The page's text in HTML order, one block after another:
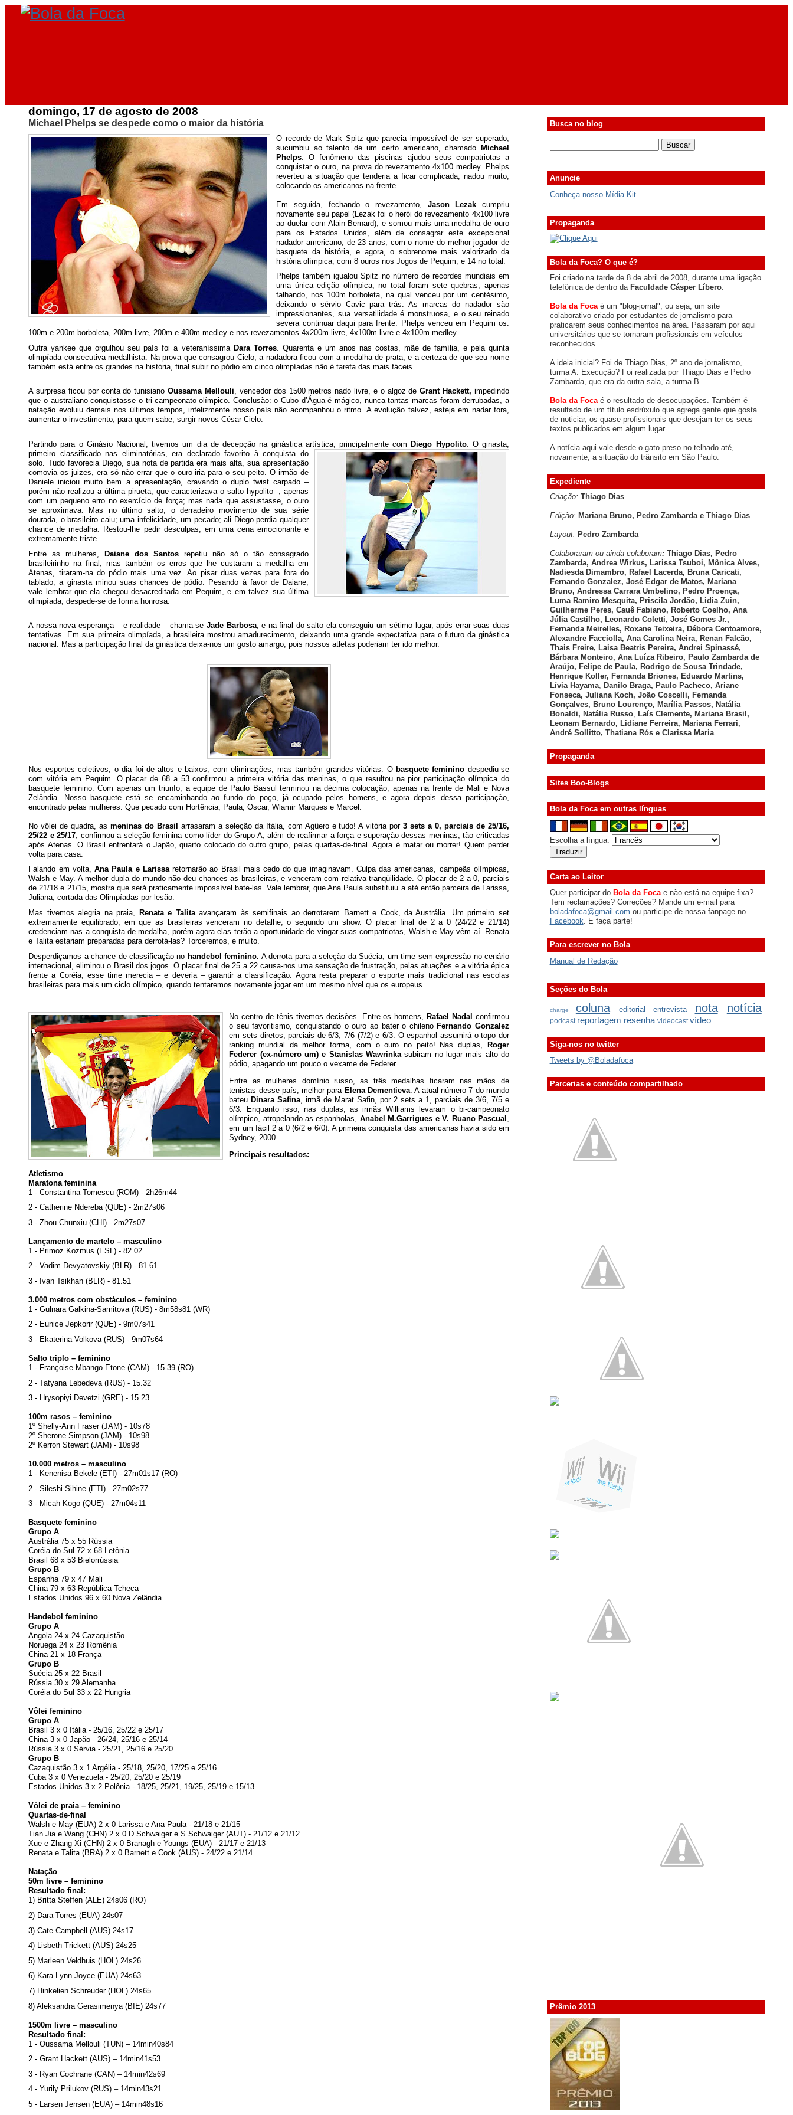
domingo, 17 de agosto de 2008
Michael Phelps se despede como o maior da história
O recorde de Mark Spitz que parecia impossível de ser superado,
sucumbiu ao talento de um certo americano, chamado Michael
Phelps . O fenômeno das piscinas ajudou seus compatriotas a
conquistar o ouro, na prova do revezamento 4x100 medley. Phelps
reverteu a situação que tenderia a ficar complicada, nadou muito,
colocando os americanos na frente.
Em seguida, fechando o revezamento, Jason Lezak cumpriu
novamente seu papel (Lezak foi o herói do revezamento 4x100 livre
ao duelar com Alain Bernard), e somou mais uma medalha de ouro
para os Estados Unidos, além de consagrar este excepcional
nadador americano, de 23 anos, com o nome do melhor jogador de
basquete da história, e agora, o sobrenome mais valorizado da
história olímpica, com 8 ouros nos Jogos de Pequim, e 14 no total.
Phelps também igualou Spitz no número de recordes mundiais em
uma única edição olímpica, no total foram sete quebras, apenas
falhando, nos 100m borboleta, na qual venceu por um centésimo,
deixando o sérvio Cavic para trás. As marcas do nadador são
impressionantes, sua versatilidade é monstruosa, e o seu reinado
severa continuar daqui para frente. Phelps venceu em Pequim os:
100m e 200m borboleta, 200m livre, 200m e 400m medley e nos revezamentos 4x200m livre, 4x100m livre e 4x100m medley.
Outra yankee que orgulhou seu país foi a veteraníssima Dara Torres. Quarenta e um anos nas costas, mãe de família, e pela quinta
olimpíada consecutiva medalhista. Na prova que consagrou Cielo, a nadadora ficou com a medalha de prata, e a certeza de que seu nome
também está entre os grandes na história, final subir no pódio em cinco olimpíadas não é tarefa das mais fáceis.
A surpresa ficou por conta do tunisianoOussama Mellouli, vencedor dos 1500 metros nado livre, e o algoz deGrant Hackett, impedindo
que o australiano conquistasse o tri-campeonato olímpico. Conclusão: o Cubo d’Água é mágico, nunca tantas marcas foram derrubadas, a
natação evoluiu demais nos últimos tempos, infelizmente nosso país não acompanhou o ritmo. A evolução talvez, esteja em nadar fora,
aumentar o investimento, para quem sabe, surgir novos César Cielo.
Partindo para o Ginásio Nacional, tivemos um dia de decepção na ginástica artística, principalmente com Diego Hypolito. O ginasta,
primeiro classificado nas eliminatórias, era declarado favorito à conquista do
solo. Tudo favorecia Diego, sua nota de partida era mais alta, sua apresentação
comovia os juizes, era só não errar que o ouro iria para o seu peito. O irmão de
Daniele iniciou muito bem a apresentação, cravando o duplo twist carpado –
porém não realizou a última pirueta, que caracterizava o salto hypolito -, apenas
com um pequeno erro no exercício de força; mas nada que assustasse, o ouro
se aproximava. Mas no último salto, o derradeiro movimento de sua série
dourada, o brasileiro caiu; uma infelicidade, um pecado; ali Diego perdia qualquer
chance de medalha. Restou-lhe pedir desculpas, em uma cena emocionante e
extremamente triste.
Entre as mulheres,Daiane dos Santos repetiu não só o tão consagrado
brasileirinho na final, mas também os erros que lhe custaram a medalha em
Atenas, tiraram-na do pódio mais uma vez. Ao pisar duas vezes para fora do
tablado, a ginasta minou suas chances de pódio. Pesando à favor de Daiane,
vale lembrar que ela chegou desacreditada em Pequim, e em talvez sua última
olimpíada, despede-se de forma honrosa.
A nossa nova esperança – e realidade – chama-seJade Barbosa, e na final do salto ela conseguiu um sétimo lugar, após errar suas duas
tentativas. Em sua primeira olimpíada, a brasileira mostrou amadurecimento, deixando uma grande expectativa para o futuro da ginástica
nacional. Mas a participação final da ginástica deixa-nos um gosto amargo, pois nossos atletas poderiam ter ido melhor.
Nos esportes coletivos, o dia foi de altos e baixos, com eliminações, mas também grandes vitórias. O basquete feminino despediu-se
com vitória em Pequim. O placar de 68 a 53 confirmou a primeira vitória das meninas, o que resultou na pior participação olímpica do
basquete feminino. Com apenas um triunfo, a equipe de Paulo Bassul terminou na décima colocação, apenas na frente de Mali e Nova
Zelândia. Nosso basquete está se encaminhando ao fundo do poço, já ocupado pelos homens, e agora depois dessa participação,
encontrado pelas mulheres. Que pecado com Hortência, Paula, Oscar, Wlamir Marques e Marcel.
No vôlei de quadra, asmeninas do Brasil arrasaram a seleção da Itália, com Agüero e tudo! A vitória por3 sets a 0, parciais de 25/16,
25/22 e 25/17 , confirmou a seleção feminina como líder do Grupo A, além de reafirmar a força e superação dessas meninas, tão criticadas
após Atenas. O Brasil enfrentará o Japão, quarto colocado do outro grupo, pelas quartas-de-final. Agora é matar ou morrer! Quem perder
volta para casa.
Falando em volta,Ana Paula e Larissaretornarão ao Brasil mais cedo do que imaginavam. Culpa das americanas, campeãs olímpicas,
Walsh e May. A melhor dupla do mundo não deu chances as brasileiras, e venceram com relativa tranqüilidade. O placar de 2 a 0, parciais
de 21/18 e 21/15, mostra que será praticamente impossível bate-las. Vale lembrar, que Ana Paula substituiu a até então parceira de Larissa,
Juliana; cortada das Olimpíadas por lesão.
Mas tivemos alegria na praia,
Renata e Talitaavançaram às semifinais ao derrotarem Barnett e Cook, da Austrália. Um primeiro set
extremamente equilibrado, em que as brasileiras venceram no detalhe; o segundo um show. O placar final de 2 a 0 (24/22 e 21/14)
credenciam-nas a conquista de medalha, porém agora elas terão a oportunidade de vingar suas compatriotas, Walsh e May vêm aí. Renata
e Talita estariam preparadas para derrotá-las? Torceremos, e muito.
Desperdiçamos a chance de classificação no handebol feminino. A derrota para a seleção da Suécia, um time sem expressão no cenário
internacional, eliminou o Brasil dos jogos. O placar final de 25 a 22 causa-nos uma sensação de frustração, pelas atuações e a vitória épica
frente a Coréia, esse time merecia – e deveria – garantir a classificação. Agora resta preparar o esporte mais tradicional nas escolas
brasileiras para mais um ciclo olímpico, quando tentaremos novamente jogar em um mesmo nível que os europeus.
No centro de tênis tivemos decisões. Entre os homens, Rafael Nadal confirmou
o seu favoritismo, conquistando o ouro ao bater o chileno Fernando Gonzalez
em sets diretos, parciais de 6/3, 7/6 (7/2) e 6/3. O espanhol assumirá o topo dor
ranking mundial da melhor forma, com o ouro no peito! Nas duplas,
Roger
Federer (ex-número um) e Stanislas Wawrinkasubiram no lugar mais alto do
pódio, apagando um pouco o vexame de Federer.
Entre as mulheres domínio russo, as três medalhas ficaram nas mãos de
tenistas desse país, melhor para Elena Dementieva . A atual número 7 do mundo
bateuDinara Safina , irmã de Marat Safin, por 2 sets a 1, parciais de 3/6, 7/5 e
6/3. Enquanto isso, nas duplas, as irmãs Williams levaram o bi-campeonato
olímpico, atropelando as espanholas, Anabel M.Garrigues e V. Ruano Pascual
em um fácil 2 a 0 (6/2 e 6/0). A primeira conquista das americanas havia sido em
Sydney, 2000.
Principais resultados:
Atletismo
Maratona feminina
1 - Constantina Tomescu (ROM) - 2h26m44
2 - Catherine Ndereba (QUE) - 2m27s06
3 - Zhou Chunxiu (CHI) - 2m27s07
Lançamento de martelo – masculino
1 - Primoz Kozmus (ESL) - 82.02
2 - Vadim Devyatovskiy (BLR) - 81.61
3 - Ivan Tsikhan (BLR) - 81.51
3.000 metros com obstáculos – feminino
1 - Gulnara Galkina-Samitova (RUS) - 8m58s81 (WR)
2 - Eunice Jepkorir (QUE) - 9m07s41
3 - Ekaterina Volkova (RUS) - 9m07s64
Salto triplo – feminino
1 - Françoise Mbango Etone (CAM) - 15.39 (RO)
2 - Tatyana Lebedeva (RUS) - 15.32
3 - Hrysopiyi Devetzi (GRE) - 15.23
100m rasos – feminino
1º Shelly-Ann Fraser (JAM) - 10s78
2º Sherone Simpson (JAM) - 10s98
2º Kerron Stewart (JAM) - 10s98
10.000 metros – masculino
1 - Kenenisa Bekele (ETI) - 27m01s17 (RO)
2 - Sileshi Sihine (ETI) - 27m02s77
3 - Micah Kogo (QUE) - 27m04s11
Basquete feminino
Grupo A
Austrália 75 x 55 Rússia
Coréia do Sul 72 x 68 Letônia
Brasil 68 x 53 Bielorrússia
Grupo B
Espanha 79 x 47 Mali
China 79 x 63 República Tcheca
Estados Unidos 96 x 60 Nova Zelândia
Handebol feminino
Grupo A
Angola 24 x 24 Cazaquistão
Noruega 24 x 23 Romênia
China 21 x 18 França
Grupo B
Suécia 25 x 22 Brasil
Rússia 30 x 29 Alemanha
Coréia do Sul 33 x 22 Hungria
Vôlei feminino
Grupo A
Brasil 3 x 0 Itália - 25/16, 25/22 e 25/17
China 3 x 0 Japão - 26/24, 25/16 e 25/14
Rússia 3 x 0 Sérvia - 25/21, 25/16 e 25/20
Grupo B
Cazaquistão 3 x 1 Argélia - 25/18, 25/20, 17/25 e 25/16
Cuba 3 x 0 Venezuela - 25/20, 25/20 e 25/19
Estados Unidos 3 x 2 Polônia - 18/25, 25/21, 19/25, 25/19 e 15/13
Vôlei de praia – feminino
Quartas-de-final
Walsh e May (EUA) 2 x 0 Larissa e Ana Paula - 21/18 e 21/15
Tian Jia e Wang (CHN) 2 x 0 D.Schwaiger e S.Schwaiger (AUT) - 21/12 e 21/12
Xue e Zhang Xi (CHN) 2 x 0 Branagh e Youngs (EUA) - 21/17 e 21/13
Renata e Talita (BRA) 2 x 0 Barnett e Cook (AUS) - 24/22 e 21/14
Natação
50m livre – feminino
Resultado final:
1) Britta Steffen (ALE) 24s06 (RO)
2) Dara Torres (EUA) 24s07
3) Cate Campbell (AUS) 24s17
4) Lisbeth Trickett (AUS) 24s25
5) Marleen Veldhuis (HOL) 24s26
6) Kara-Lynn Joyce (EUA) 24s63
7) Hinkelien Schreuder (HOL) 24s65
8) Aleksandra Gerasimenya (BIE) 24s77
1500m livre – masculino
Resultado final:
1 - Oussama Mellouli (TUN) – 14min40s84
2 - Grant Hackett (AUS) – 14min41s53
3 - Ryan Cochrane (CAN) – 14min42s69
4 - Yurily Prilukov (RUS) – 14min43s21
5 - Larsen Jensen (EUA) – 14min48s16
Busca no blog
Anuncie
Conheça nosso Mídia Kit
Propaganda
Bola da Foca? O que é?
Foi criado na tarde de 8 de abril de 2008, durante uma ligação
telefônica de dentro da Faculdade Cásper Líbero.
Bola da Foca é um "blog-jornal", ou seja, um site
colaborativo criado por estudantes de jornalismo para
praticarem seus conhecimentos na área. Passaram por aqui
universitários que se tornaram profissionais em veículos
reconhecidos.
A ideia inicial? Foi de Thiago Dias, 2º ano de jornalismo,
turma A. Execução? Foi realizada por Thiago Dias e Pedro
Zambarda, que era da outra sala, a turma B.
Bola da Focaé o resultado de desocupações. Também é
resultado de um título esdrúxulo que agrega gente que gosta
de noticiar, os quase-profissionais que desejam ter os seus
textos publicados em algum lugar.
A notícia aqui vale desde o gato preso no telhado até,
novamente, a situação do trânsito em São Paulo.
Expediente
Criação: Thiago Dias
Edição: Mariana Bruno, Pedro Zambarda e Thiago Dias
Layout: Pedro Zambarda
Colaboraram ou ainda colaboram: Thiago Dias, Pedro
Zambarda, Andrea Wirkus, Larissa Tsuboi, Mônica Alves,
Nadiesda Dimambro, Rafael Lacerda, Bruna Caricati,
Fernando Gonzalez, José Edgar de Matos, Mariana
Bruno, Andressa Carrara Umbelino, Pedro Proença,
Luma Ramiro Mesquita, Priscila Jordão, Lidia Zuin,
Guilherme Peres, Cauê Fabiano, Roberto Coelho, Ana
Júlia Castilho, Leonardo Coletti, José Gomes Jr.,
Fernanda Meirelles, Roxane Teixeira, Débora Centoamore,
Alexandre Facciolla, Ana Carolina Neira, Renan Falcão,
Thais Freire, Laisa Beatris Pereira, Andrei Spinassé,
Bárbara Monteiro, Ana Luíza Ribeiro, Paulo Zambarda de
Araújo, Felipe de Paula, Rodrigo de Sousa Trindade,
Henrique Koller, Fernanda Briones, Eduardo Martins,
Lívia Hayama, Danilo Braga, Paulo Pacheco, Ariane
Fonseca, Juliana Koch, João Coscelli, Fernanda
Gonçalves, Bruno Lourenço, Marília Passos, Natália
Bonaldi, Natália Russo, Laís Clemente, Mariana Brasil,
Leonam Bernardo, Lidiane Ferreira, Mariana Ferrari,
André Sollitto, Thatiana Rós e Clarissa Maria
Propaganda
Sites Boo-Blogs
Bola da Foca em outras línguas
Escolha a língua:
Carta ao Leitor
Quer participar do Bola da Focae não está na equipe fixa?
Tem reclamações? Correções? Mande um e-mail para
boladafoca@gmail.com ou participe de nossa fanpage no
Facebook . E faça parte!
Para escrever no Bola
Manual de Redação
Seções do Bola
charge coluna editorial entrevista nota notícia
podcast reportagem resenha videocast vídeo
Siga-nos no twitter
Tweets by @Boladafoca
Parcerias e conteúdo compartilhado
Prêmio 2013